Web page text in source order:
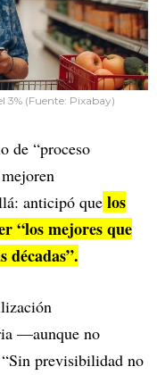
3% (Fuente: Pixabay)
de “proceso
anticipó que los
“los mejores que
décadas”.
—aunque no
previsibilidad no